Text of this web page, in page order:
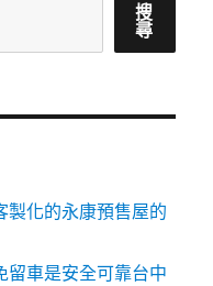
搜
尋
製化的永康預售屋的
留車是安全可靠台中